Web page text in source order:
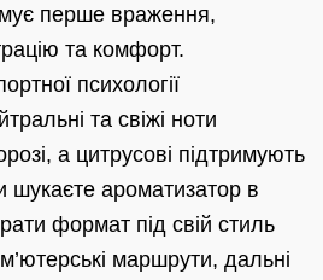
перше враження,
та комфорт.
психології
та свіжі ноти
а цитрусові підтримують
шукаєте ароматизатор в
формат під свій стиль
маршрути, дальні